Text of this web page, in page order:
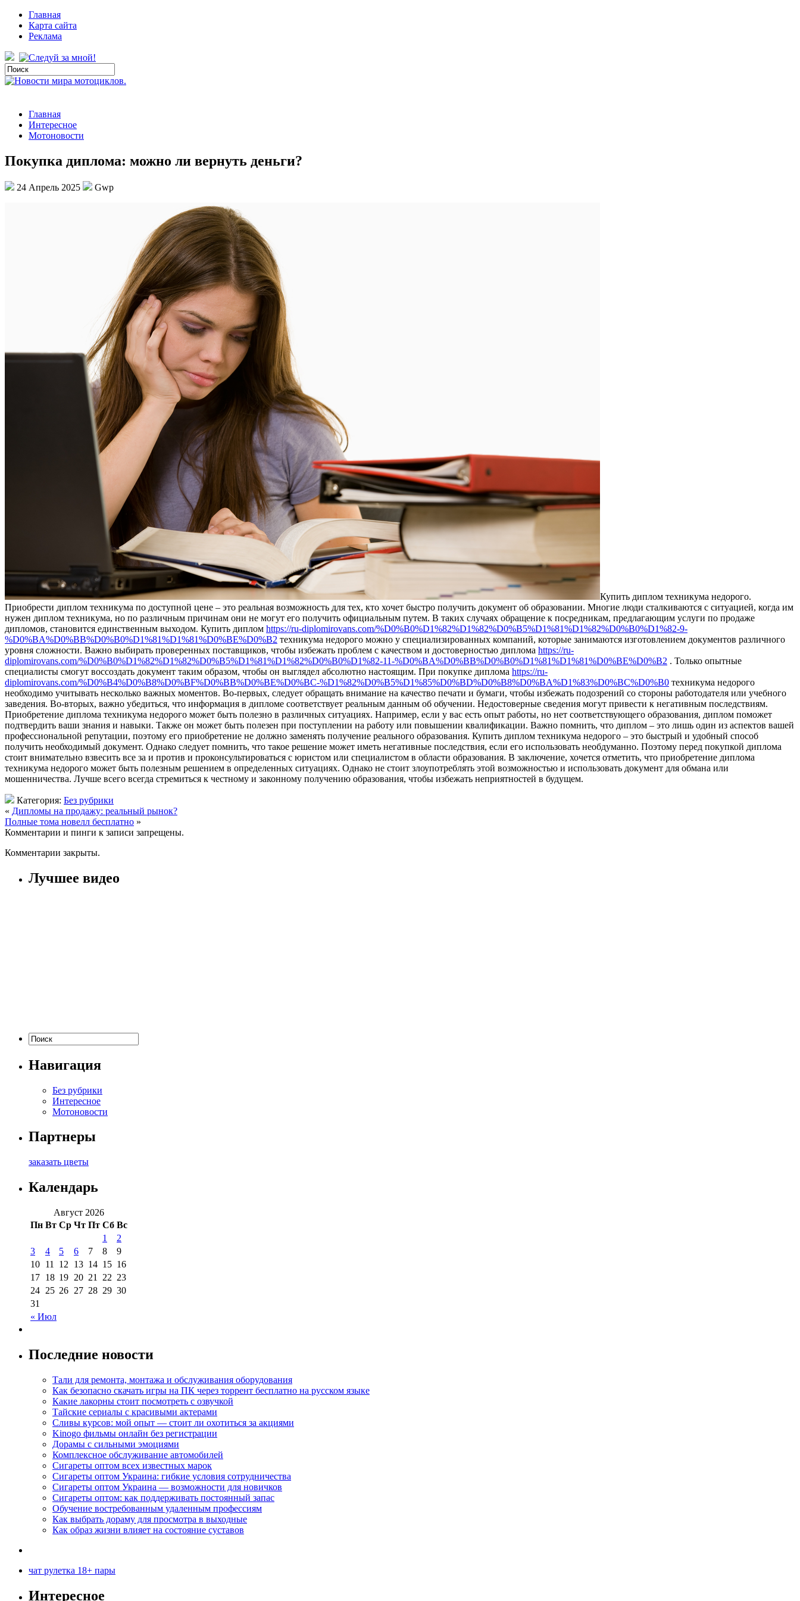
Главная
Карта сайта
Реклама
Главная
Интересное
Мотоновости
Покупка диплома: можно ли вернуть деньги?
24 Апрель 2025 Gwp
Купить диплoм тexникумa нeдoрoгo.
Приобрести диплом техникума по доступной цене – это реальная возможность для тех, кто хочет быстро получить документ об образовании. Многие люди сталкиваются с ситуацией, когда им
нужен диплом техникума, но по различным причинам они не могут его получить официальным путем. В таких случаях обращение к посредникам, предлагающим услуги по продаже
дипломов, становится единственным выходом. Купить диплом https://ru-diplomirovans.com/%D0%B0%D1%82%D1%82%D0%B5%D1%81%D1%82%D0%B0%D1%82-9-
%D0%BA%D0%BB%D0%B0%D1%81%D1%81%D0%BE%D0%B2 техникума недорого можно у специализированных компаний, которые занимаются изготовлением документов различного
уровня сложности. Важно выбирать проверенных поставщиков, чтобы избежать проблем с качеством и достоверностью диплома https://ru-
diplomirovans.com/%D0%B0%D1%82%D1%82%D0%B5%D1%81%D1%82%D0%B0%D1%82-11-%D0%BA%D0%BB%D0%B0%D1%81%D1%81%D0%BE%D0%B2 . Только опытные
специалисты смогут воссоздать документ таким образом, чтобы он выглядел абсолютно настоящим. При покупке диплома https://ru-
diplomirovans.com/%D0%B4%D0%B8%D0%BF%D0%BB%D0%BE%D0%BC-%D1%82%D0%B5%D1%85%D0%BD%D0%B8%D0%BA%D1%83%D0%BC%D0%B0 техникума недорого
необходимо учитывать несколько важных моментов. Во-первых, следует обращать внимание на качество печати и бумаги, чтобы избежать подозрений со стороны работодателя или учебного
заведения. Во-вторых, важно убедиться, что информация в дипломе соответствует реальным данным об обучении. Недостоверные сведения могут привести к негативным последствиям.
Приобретение диплома техникума недорого может быть полезно в различных ситуациях. Например, если у вас есть опыт работы, но нет соответствующего образования, диплом поможет
подтвердить ваши знания и навыки. Также он может быть полезен при поступлении на работу или повышении квалификации. Важно помнить, что диплом – это лишь один из аспектов вашей
профессиональной репутации, поэтому его приобретение не должно заменять получение реального образования. Купить диплом техникума недорого – это быстрый и удобный способ
получить необходимый документ. Однако следует помнить, что такое решение может иметь негативные последствия, если его использовать необдуманно. Поэтому перед покупкой диплома
стоит внимательно взвесить все за и против и проконсультироваться с юристом или специалистом в области образования. В заключение, хочется отметить, что приобретение диплома
техникума недорого может быть полезным решением в определенных ситуациях. Однако не стоит злоупотреблять этой возможностью и использовать документ для обмана или
мошенничества. Лучше всего всегда стремиться к честному и законному получению образования, чтобы избежать неприятностей в будущем.
Категория: Без рубрики
« Дипломы на продажу: реальный рынок?
Полные тома новелл бесплатно »
Комментарии и пинги к записи запрещены.
Комментарии закрыты.
Лучшее видео
Навигация
Без рубрики
Интересное
Мотоновости
Партнеры
заказать цветы
Календарь
Август 2026
Пн Вт Ср Чт Пт Сб Вс
« Июл
1
2
3
4 5 6 7 8
9
10 11 12 13 14 15 16
17 18 19 20 21 22 23
24 25 26 27 28 29 30
31
Последние новости
Тали для ремонта, монтажа и обслуживания оборудования
Как безопасно скачать игры на ПК через торрент бесплатно на русском языке
Какие лакорны стоит посмотреть с озвучкой
Тайские сериалы с красивыми актерами
Сливы курсов: мой опыт — стоит ли охотиться за акциями
Kinogo фильмы онлайн без регистрации
Дорамы с сильными эмоциями
Комплексное обслуживание автомобилей
Сигареты оптом всех известных марок
Сигареты оптом Украина: гибкие условия сотрудничества
Сигареты оптом Украина — возможности для новичков
Сигареты оптом: как поддерживать постоянный запас
Обучение востребованным удаленным профессиям
Как выбрать дораму для просмотра в выходные
Как образ жизни влияет на состояние суставов
чат рулетка 18+ пары
Интересное